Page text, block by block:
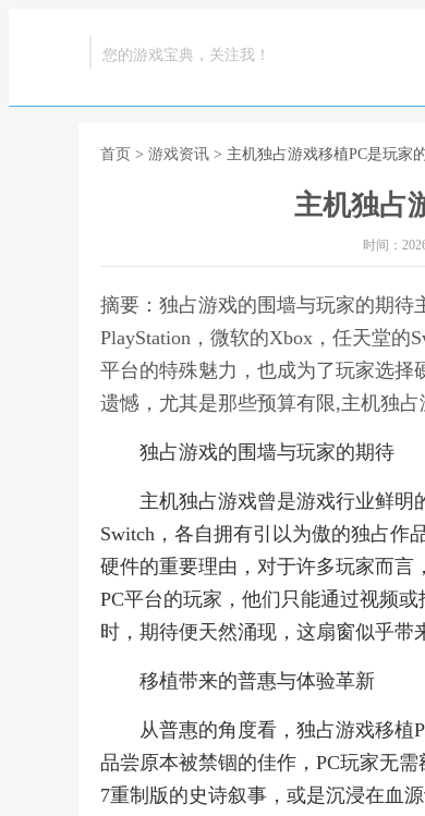
您的游戏宝典，关注我！
首页 > 游戏资讯 > 主机独占游戏移植PC是玩家
主机独占
时间：
摘要：独占游戏的围墙与玩家的期待
PlayStation，微软的Xbox，任天堂
平台的特殊魅力，也成为了玩家选择
遗憾，尤其是那些预算有限,主机独
独占游戏的围墙与玩家的期待
主机独占游戏曾是游戏行业鲜明
Switch，各自拥有引以为傲的独占作
硬件的重要理由，对于许多玩家而
PC平台的玩家，他们只能通过视频
时，期待便天然涌现，这扇窗似乎带
移植带来的普惠与体验革新
从普惠的角度看，独占游戏移植
品尝原本被禁锢的佳作，PC玩家无
7重制版的史诗叙事，或是沉浸在血